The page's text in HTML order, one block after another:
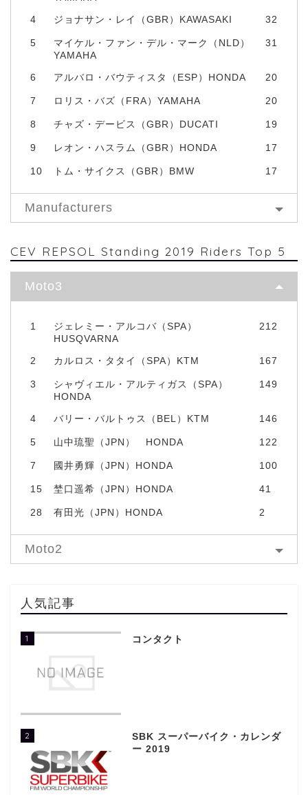
4
ジョナサン・レイ（GBR）KAWASAKI 32
5
マイケル・ファン・デル・マーク（NLD）
YAMAHA
31
6 アルバロ・バウティスタ（ESP）HONDA 20
7 ロリス・バズ（FRA）YAMAHA 20
8 チャズ・デービス（GBR）DUCATI 19
9 レオン・ハスラム（GBR）HONDA 17
10 トム・サイクス（GBR）BMW 17
Manufacturers
CEV REPSOL Standing 2019 Riders Top 5
Moto3
1
ジェレミー・アルコバ（SPA）
HUSQVARNA
212
2 カルロス・タタイ（SPA）KTM 167
3
シャヴィエル・アルティガス（SPA）
HONDA
149
4 バリー・バルトゥス（BEL）KTM 146
5 山中琉聖（JPN） HONDA 122
7 國井勇輝（JPN）HONDA 100
15 埜口遥希（JPN）HONDA 41
28 有田光（JPN）HONDA 2
Moto2
人気記事
1 コンタクト
2
SBK スーパーバイク・カレンダ
ー 2019